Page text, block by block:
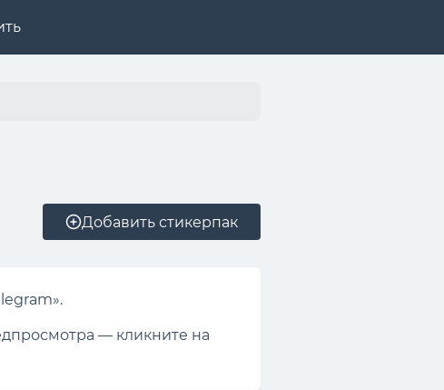
Добавить стикерпак
— кликните на